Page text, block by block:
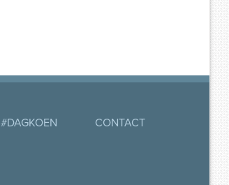
#DAGKOEN CONTACT